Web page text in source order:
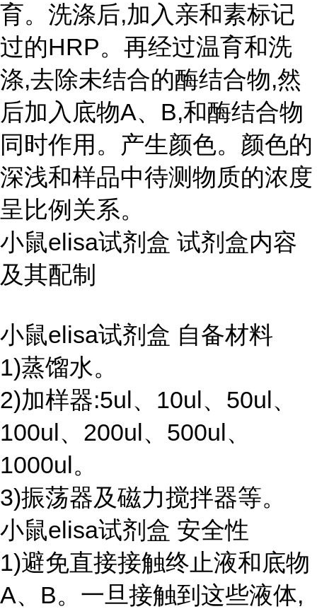
育。洗涤后,加入亲和素标记
过的HRP。再经过温育和洗
涤,去除未结合的酶结合物,然
后加入底物A、B,和酶结合物
同时作用。产生颜色。颜色的
深浅和样品中待测物质的浓度
呈比例关系。
小鼠elisa试剂盒 试剂盒内容
及其配制
小鼠elisa试剂盒 自备材料
1)蒸馏水。
2)加样器:5ul、10ul、50ul、
100ul、200ul、500ul、
1000ul。
3)振荡器及磁力搅拌器等。
小鼠elisa试剂盒 安全性
1)避免直接接触终止液和底物
A、B。一旦接触到这些液体,